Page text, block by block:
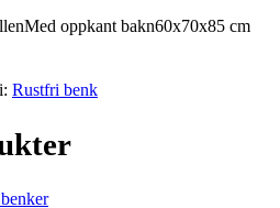
oppkant bakn60x70x85 cm
Rustfri benk